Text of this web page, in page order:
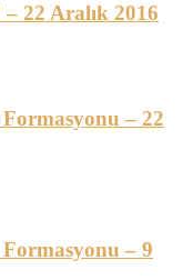
– 22 Aralık 2016
– 22
– 9